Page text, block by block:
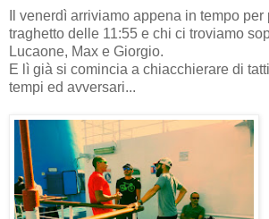
Il venerdì arriviamo appena in tempo per
traghetto delle 11:55 e chi ci troviamo
Lucaone, Max e Giorgio.
E lì già si comincia a chiacchierare di
tempi ed avversari...